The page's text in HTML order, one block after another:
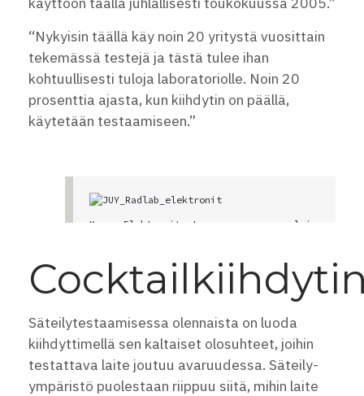
“Nykyisin täällä käy noin 20 yritystä vuosittain
tekemässä testejä ja tästä tulee ihan
kohtuullisesti tuloja laboratoriolle. Noin 20
prosenttia ajasta, kun kiihdytin on päällä,
käytetään testaamiseen.”
Kuva: Elektronitestausasema on samanlain
toimintaa voidaan muuttaa tarpeen mukaa
Säteilytestaamisessa olennaista on luoda
kiihdyttimellä sen kaltaiset olosuhteet, joihin
testattava laite joutuu avaruudessa. Säteily-
ympäristö puolestaan riippuu siitä, mihin laite